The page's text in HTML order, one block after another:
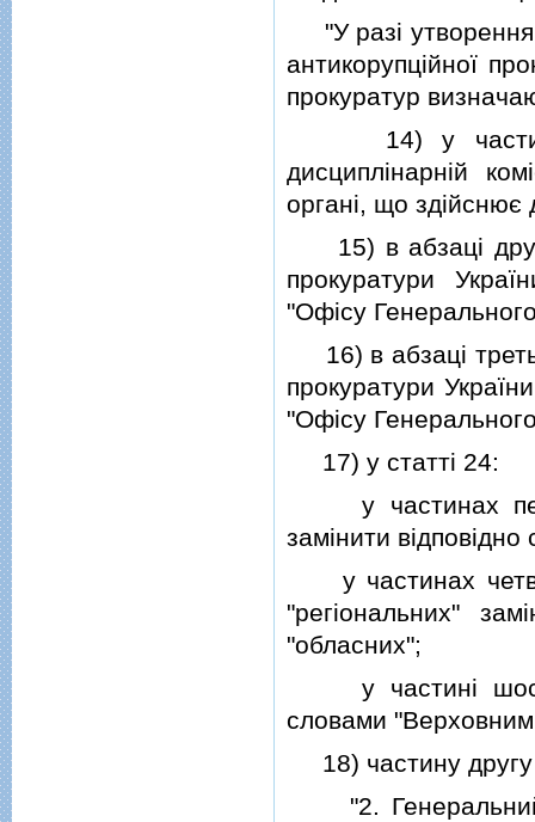
"У разi утворення
антикорупцiйної
прокуратур
14) у частинi
дисциплiнарнiй
органi, що здiйснює
15) в абзацi
прокуратури
"Офiсу
16) в абзацi
прокуратури
"Офiсу
17) у статтi 24:
у частинах
замiнити вiдповiдно
у частинах
"регiональних"
"обласних";
у частинi
словами
18) частину другу
"2. Генеральний